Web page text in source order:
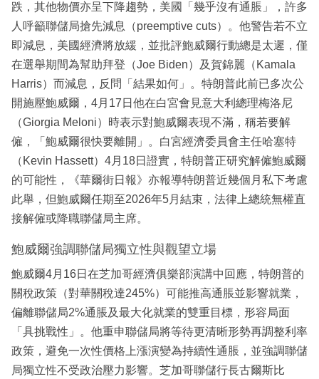
跌，其他物價亦呈下降趨勢，美國「幾乎沒有通脹」，許多
人呼籲聯儲局搶先減息（preemptive cuts）。他警告若不立
即減息，美國經濟將放緩，並批評鮑威爾行動總是太遲，僅
在選舉期間為幫助拜登（Joe Biden）及賀錦麗（Kamala
Harris）而減息，反問「結果如何」。特朗普此前已多次公
開施壓鮑威爾，4月17日他在白宮會見意大利總理梅洛尼
（Giorgia Meloni）時表示對鮑威爾表現不滿，稱若要解
僱，「鮑威爾很快要離開」。白宮經濟委員會主任哈塞特
（Kevin Hassett）4月18日證實，特朗普正研究解僱鮑威爾
的可能性，《華爾街日報》亦報導特朗普近幾個月私下考慮
此舉，但鮑威爾任期至2026年5月結束，法律上總統無權直
接解僱或降職聯儲局主席。
鮑威爾強調聯儲局獨立性與觀望立場
鮑威爾4月16日在芝加哥經濟俱樂部演講中回應，特朗普的
關稅政策（對華關稅達245%）可能推高通脹並影響就業，
偏離聯儲局2%通脹及最大化就業的雙重目標，形容局面
「具挑戰性」。他重申聯儲局將等待更清晰形勢再調整利率
政策，避免一次性價格上漲演變為持續性通脹，並強調聯儲
局獨立性不受政治壓力影響。芝加哥聯儲行長古爾斯比